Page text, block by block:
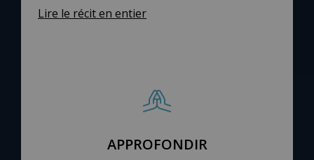
Lire le récit en entier
APPROFONDIR